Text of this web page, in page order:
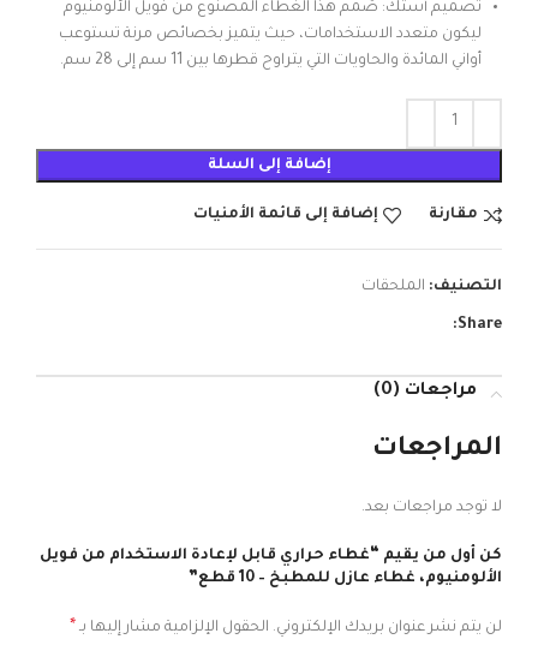
تصميم أستك: صُمم هذا الغطاء المصنوع من فويل الألومنيوم
ليكون متعدد الاستخدامات، حيث يتميز بخصائص مرنة تستوعب
أواني المائدة والحاويات التي يتراوح قطرها بين 11 سم إلى 28 سم.
إضافة إلى السلة
مقارنة إضافة إلى قائمة الأمنيات
التصنيف: الملحقات
Share:
مراجعات (0)
المراجعات
لا توجد مراجعات بعد.
كن أول من يقيم “غطاء حراري قابل لإعادة الاستخدام من فويل
الألومنيوم، غطاء عازل للمطبخ – 10 قطع”
لن يتم نشر عنوان بريدك الإلكتروني. الحقول الإلزامية مشار إليها بـ *